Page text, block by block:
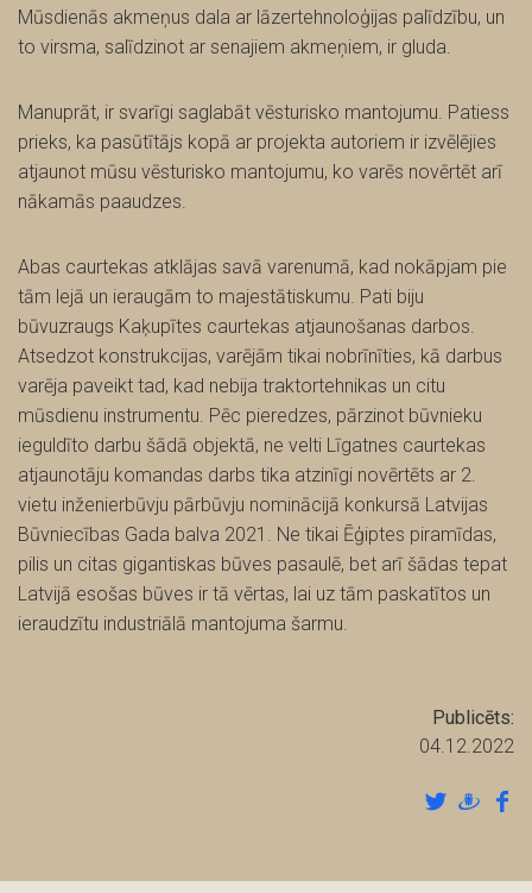
Mūsdienās akmeņus dala ar lāzertehnoloģijas palīdzību, un
to virsma, salīdzinot ar senajiem akmeņiem, ir gluda.
Manuprāt, ir svarīgi saglabāt vēsturisko mantojumu. Patiess
prieks, ka pasūtītājs kopā ar projekta autoriem ir izvēlējies
atjaunot mūsu vēsturisko mantojumu, ko varēs novērtēt arī
nākamās paaudzes.
Abas caurtekas atklājas savā varenumā, kad nokāpjam pie
tām lejā un ieraugām to majestātiskumu. Pati biju
būvuzraugs Kaķupītes caurtekas atjaunošanas darbos.
Atsedzot konstrukcijas, varējām tikai nobrīnīties, kā darbus
varēja paveikt tad, kad nebija traktortehnikas un citu
mūsdienu instrumentu. Pēc pieredzes, pārzinot būvnieku
ieguldīto darbu šādā objektā, ne velti Līgatnes caurtekas
atjaunotāju komandas darbs tika atzinīgi novērtēts ar 2.
vietu inženierbūvju pārbūvju nominācijā konkursā Latvijas
Būvniecības Gada balva 2021. Ne tikai Ēģiptes piramīdas,
pilis un citas gigantiskas būves pasaulē, bet arī šādas tepat
Latvijā esošas būves ir tā vērtas, lai uz tām paskatītos un
ieraudzītu industriālā mantojuma šarmu.
Publicēts:
04.12.2022